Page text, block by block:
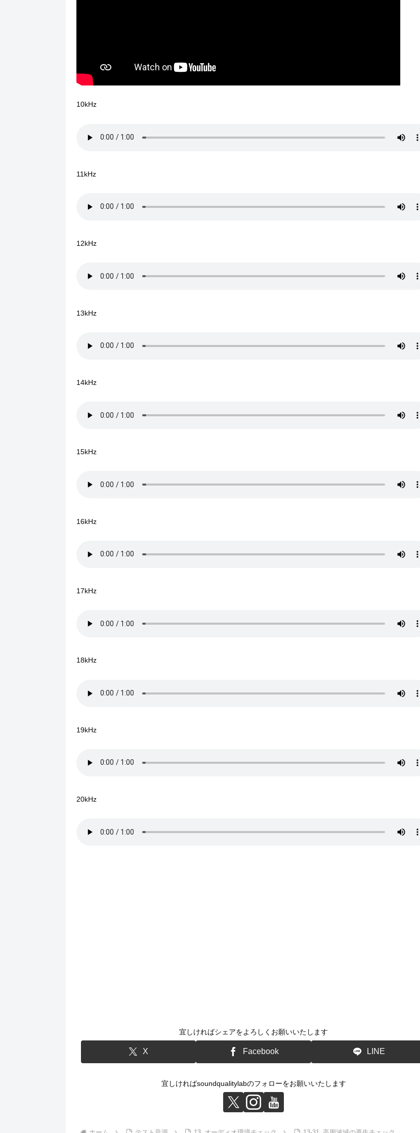
10kHz
11kHz
12kHz
13kHz
14kHz
15kHz
16kHz
17kHz
18kHz
19kHz
20kHz
宜しければシェアをよろしくお願いいたします
X Facebook LINE
宜しければsoundqualitylabのフォローをお願いいたします